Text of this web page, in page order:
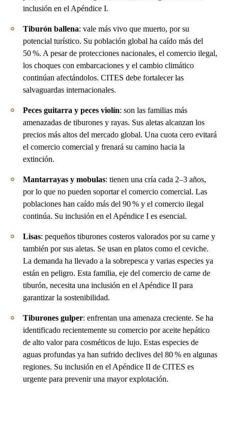
inclusión en el Apéndice I.
Tiburón ballena: vale más vivo que muerto, por su
potencial turístico. Su población global ha caído más del
50 %. A pesar de protecciones nacionales, el comercio ilegal,
los choques con embarcaciones y el cambio climático
continúan afectándolos. CITES debe fortalecer las
salvaguardas internacionales.
Peces guitarra y peces violín: son las familias más
amenazadas de tiburones y rayas. Sus aletas alcanzan los
precios más altos del mercado global. Una cuota cero evitará
el comercio comercial y frenará su camino hacia la
extinción.
Mantarrayas y mobulas: tienen una cría cada 2–3 años,
por lo que no pueden soportar el comercio comercial. Las
poblaciones han caído más del 90 % y el comercio ilegal
continúa. Su inclusión en el Apéndice I es esencial.
Lisas: pequeños tiburones costeros valorados por su carne y
también por sus aletas. Se usan en platos como el ceviche.
La demanda ha llevado a la sobrepesca y varias especies ya
están en peligro. Esta familia, eje del comercio de carne de
tiburón, necesita una inclusión en el Apéndice II para
garantizar la sostenibilidad.
Tiburones gulper: enfrentan una amenaza creciente. Se ha
identificado recientemente su comercio por aceite hepático
de alto valor para cosméticos de lujo. Estas especies de
aguas profundas ya han sufrido declives del 80 % en algunas
regiones. Su inclusión en el Apéndice II de CITES es
urgente para prevenir una mayor explotación.